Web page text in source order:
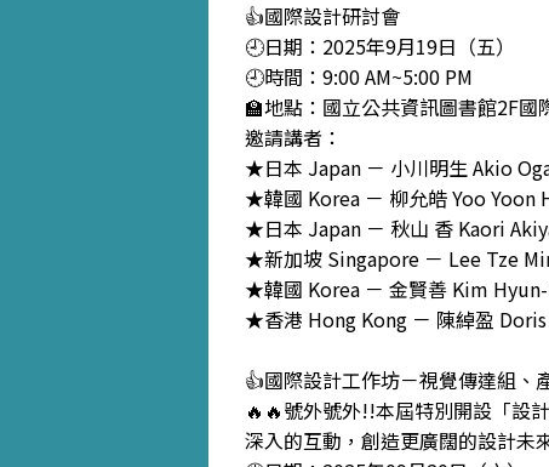
👍國際設計研討會
🕘日期：2025年9月19日（五）
🕘時間：9:00 AM~5:00 PM
🏫地點：國立公共資訊圖書館2F國
邀請講者：
★日本 Japan － 小川明生 Akio
★韓國 Korea － 柳允皓 Yoo Yoon
★日本 Japan － 秋山 香 Kaori
★新加坡 Singapore － Lee Tze
★韓國 Korea － 金賢善 Kim
★香港 Hong Kong － 陳綽盈
👍國際設計工作坊－視覺傳達組、
🔥🔥號外號外!!本屆特別開設「設
深入的互動，創造更廣闊的設計未